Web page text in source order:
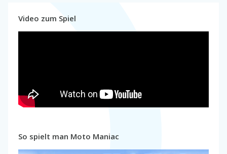
Video zum Spiel
So spielt man Moto Maniac